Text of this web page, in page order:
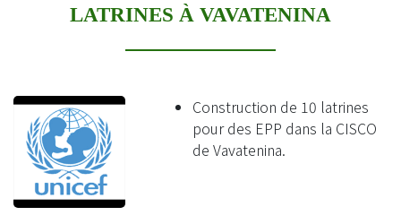
LATRINES À VAVATENINA
Construction de 10 latrines
pour des EPP dans la CISCO
de Vavatenina.